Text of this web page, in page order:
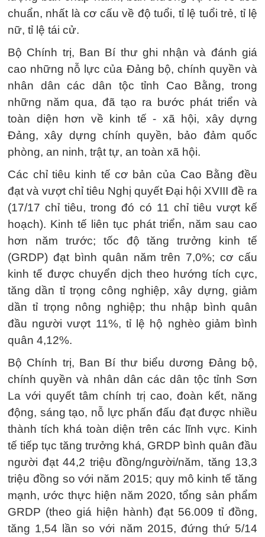
chuẩn, nhất là cơ cấu về độ tuổi, tỉ lệ tuổi trẻ, tỉ lệ
nữ, tỉ lệ tái cử.
Bộ Chính trị, Ban Bí thư ghi nhận và đánh giá
cao những nỗ lực của Đảng bộ, chính quyền và
nhân dân các dân tộc tỉnh Cao Bằng, trong
những năm qua, đã tạo ra bước phát triển và
toàn diện hơn về kinh tế - xã hội, xây dựng
Đảng, xây dựng chính quyền, bảo đảm quốc
phòng, an ninh, trật tự, an toàn xã hội.
Các chỉ tiêu kinh tế cơ bản của Cao Bằng đều
đạt và vượt chỉ tiêu Nghị quyết Đại hội XVIII đề ra
(17/17 chỉ tiêu, trong đó có 11 chỉ tiêu vượt kế
hoạch). Kinh tế liên tục phát triển, năm sau cao
hơn năm trước; tốc độ tăng trưởng kinh tế
(GRDP) đạt bình quân năm trên 7,0%; cơ cấu
kinh tế được chuyển dịch theo hướng tích cực,
tăng dần tỉ trọng công nghiệp, xây dựng, giảm
dần tỉ trọng nông nghiệp; thu nhập bình quân
đầu người vượt 11%, tỉ lệ hộ nghèo giảm bình
quân 4,12%.
Bộ Chính trị, Ban Bí thư biểu dương Đảng bộ,
chính quyền và nhân dân các dân tộc tỉnh Sơn
La với quyết tâm chính trị cao, đoàn kết, năng
động, sáng tạo, nỗ lực phấn đấu đạt được nhiều
thành tích khá toàn diện trên các lĩnh vực. Kinh
tế tiếp tục tăng trưởng khá, GRDP bình quân đầu
người đạt 44,2 triệu đồng/người/năm, tăng 13,3
triệu đồng so với năm 2015; quy mô kinh tế tăng
mạnh, ước thực hiện năm 2020, tổng sản phẩm
GRDP (theo giá hiện hành) đạt 56.009 tỉ đồng,
tăng 1,54 lần so với năm 2015, đứng thứ 5/14